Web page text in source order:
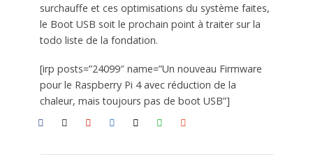
surchauffe et ces optimisations du système faites,
le Boot USB soit le prochain point à traiter sur la
todo liste de la fondation.
[irp posts=”24099″ name=”Un nouveau Firmware
pour le Raspberry Pi 4 avec réduction de la
chaleur, mais toujours pas de boot USB”]